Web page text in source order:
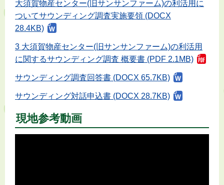
大須賀物産センター(旧サンサンファーム)の利活用に
ついてサウンディング調査実施要領 (DOCX
28.4KB)
3 大須賀物産センター(旧サンサンファーム)の利活用
に関するサウンディング調査 概要書 (PDF 2.1MB)
サウンディング調査回答書 (DOCX 65.7KB)
サウンディング対話申込書 (DOCX 28.7KB)
現地参考動画